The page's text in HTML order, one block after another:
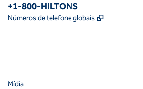
Telefone:
+1-800-HILTONS
Números de telefone globais ,
Mídia